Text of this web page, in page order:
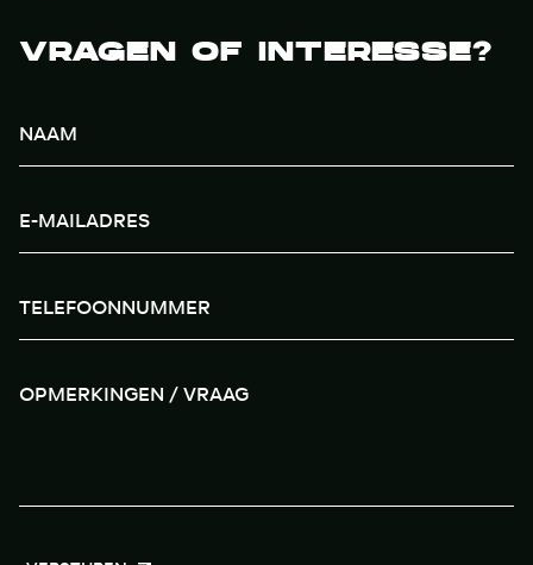
VRAGEN OF INTERESSE?